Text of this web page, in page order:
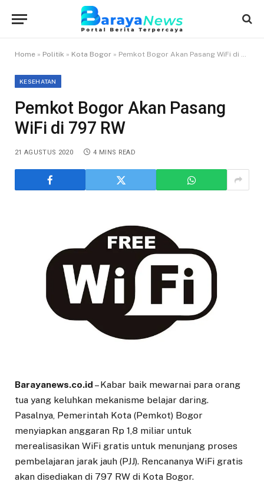
Home » Politik » Kota Bogor » Pemkot Bogor Akan Pasang WiFi di 797 RW
KESEHATAN
Pemkot Bogor Akan Pasang
WiFi di 797 RW
21 AGUSTUS 2020 4 MINS READ
Barayanews.co.id – Kabar baik mewarnai para orang
tua yang keluhkan mekanisme belajar daring.
Pasalnya, Pemerintah Kota (Pemkot) Bogor
menyiapkan anggaran Rp 1,8 miliar untuk
merealisasikan WiFi gratis untuk menunjang proses
pembelajaran jarak jauh (PJJ). Rencananya WiFi gratis
akan disediakan di 797 RW di Kota Bogor.